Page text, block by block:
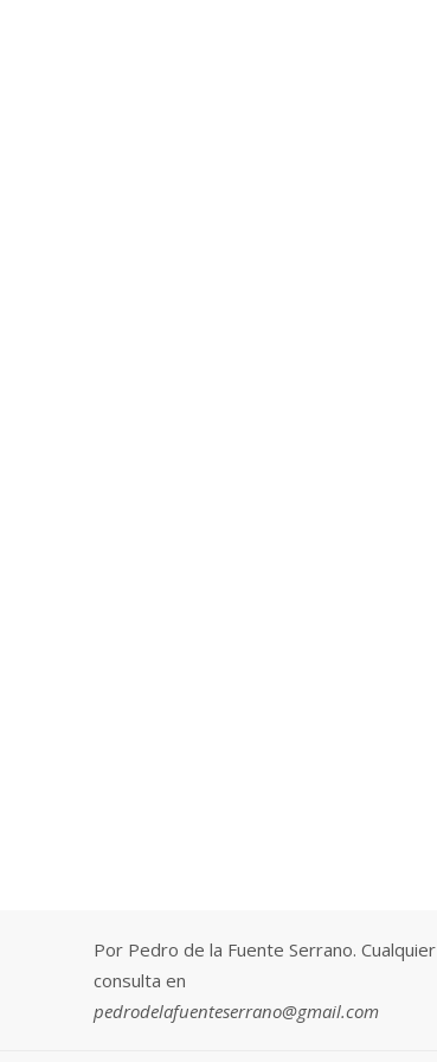
Por Pedro de la Fuente Serrano. Cualquier
consulta en
pedrodelafuenteserrano@gmail.com